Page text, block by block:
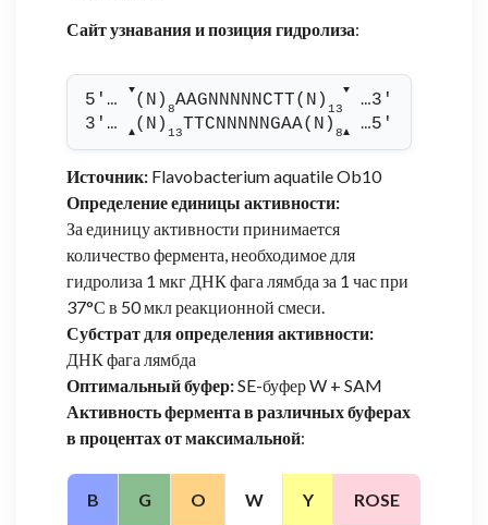
Сайт узнавания и позиция гидролиза:
5'…
▼
(N) 8AAGNNNNNCTT(N) 13
▼
…3'
3'…
▲(N) 13TTCNNNNNGAA(N) 8▲ …5'
Источник: Flavobacterium aquatile Ob10
Определение единицы активности:
За единицу активности принимается
количество фермента, необходимое для
гидролиза 1 мкг ДНК фага лямбда за 1 час при
37°С в 50 мкл реакционной смеси.
Субстрат для определения активности:
ДНК фага лямбда
Оптимальный буфер:SE-буфер W + SAM
Активность фермента в различных буферах
в процентах от максимальной:
B G O W Y ROSE